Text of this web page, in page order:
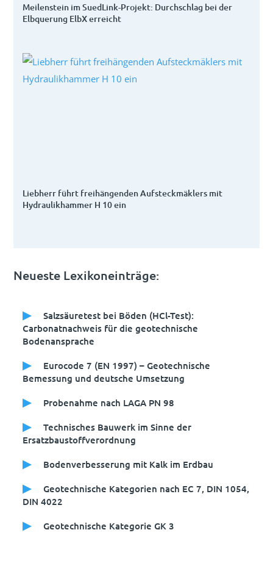
Meilenstein im SuedLink-Projekt: Durchschlag bei der
Elbquerung ElbX erreicht
Liebherr führt freihängenden Aufsteckmäklers mit
Hydraulikhammer H 10 ein
Neueste Lexikoneinträge:
Salzsäuretest bei Böden (HCl-Test):
Carbonatnachweis für die geotechnische
Bodenansprache
Eurocode 7 (EN 1997) – Geotechnische
Bemessung und deutsche Umsetzung
Probenahme nach LAGA PN 98
Technisches Bauwerk im Sinne der
Ersatzbaustoffverordnung
Bodenverbesserung mit Kalk im Erdbau
Geotechnische Kategorien nach EC 7, DIN 1054,
DIN 4022
Geotechnische Kategorie GK 3